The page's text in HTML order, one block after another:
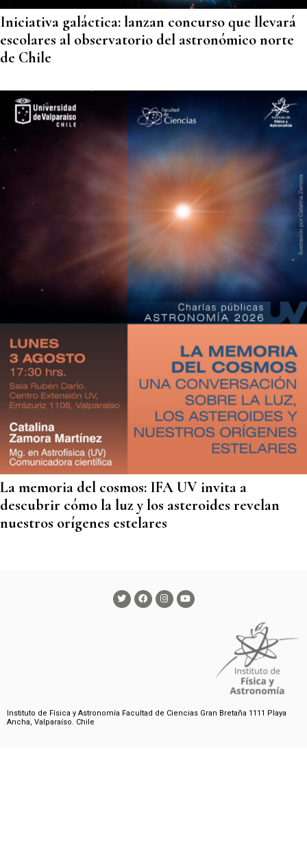
Iniciativa galáctica: lanzan concurso que llevará
escolares al observatorio del astronómico norte
de Chile
La memoria del cosmos: IFA UV invita a
descubrir cómo la luz y los asteroides revelan
nuestros orígenes estelares
Instituto de Física y Astronomía Facultad de Ciencias Gran Bretaña 1111 Playa
Ancha, Valparaíso. Chile